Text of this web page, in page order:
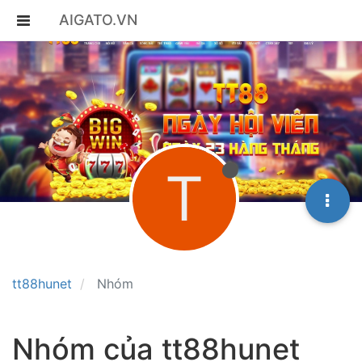
AIGATO.VN
tt88hunet Nhóm
T
Nhóm của tt88hunet